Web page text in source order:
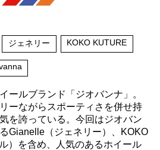
ジェネリー KOKO KUTURE
ールブランド「ジオバンナ」。
ーながらスポーティさを併せ持
を誇っている。今回はジオバン
Gianelle（ジェネリー）、KOKO
）を含め、人気のあるホイール